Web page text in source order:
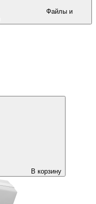
В корзину